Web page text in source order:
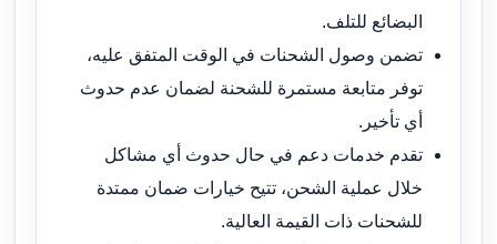
البضائع للتلف.
تضمن وصول الشحنات في الوقت المتفق عليه،
توفر متابعة مستمرة للشحنة لضمان عدم حدوث
أي تأخير.
تقدم خدمات دعم في حال حدوث أي مشاكل
خلال عملية الشحن، تتيح خيارات ضمان ممتدة
للشحنات ذات القيمة العالية.